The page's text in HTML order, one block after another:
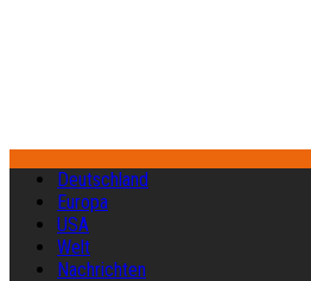
Deutschland
Europa
USA
Welt
Nachrichten